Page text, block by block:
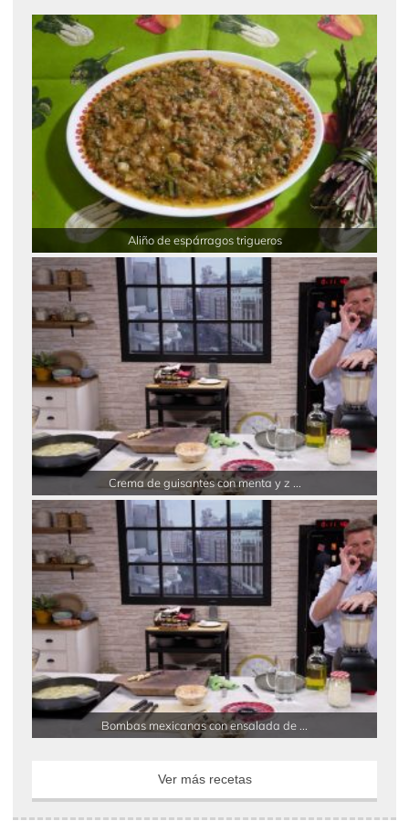
Aliño de espárragos trigueros
Crema de guisantes con menta y z ...
Bombas mexicanas con ensalada de ...
Ver más recetas